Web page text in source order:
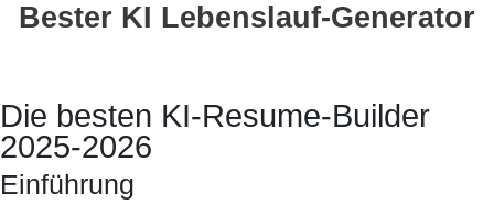
Bester KI Lebenslauf-Generator
Die besten KI-Resume-Builder
2025-2026
Einführung